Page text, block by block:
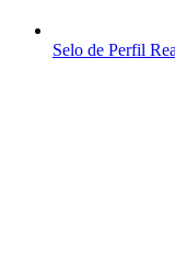
Selo de Perfil